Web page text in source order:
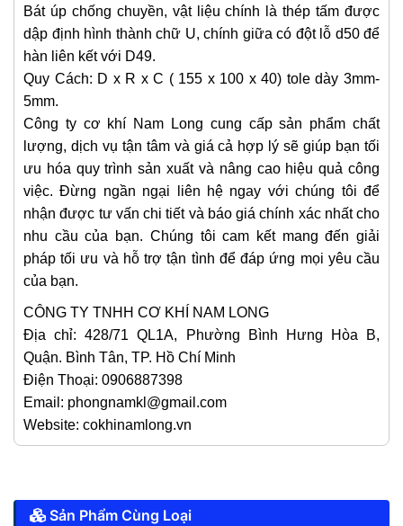
Bát úp chống chuyền, vật liệu chính là thép tấm được
dập định hình thành chữ U, chính giữa có đột lỗ d50 để
hàn liên kết với D49.
Quy Cách: D x R x C ( 155 x 100 x 40) tole dày 3mm-
5mm.
Công ty cơ khí Nam Long cung cấp sản phẩm chất
lượng, dịch vụ tận tâm và giá cả hợp lý sẽ giúp bạn tối
ưu hóa quy trình sản xuất và nâng cao hiệu quả công
việc. Đừng ngần ngại liên hệ ngay với chúng tôi để
nhận được tư vấn chi tiết và báo giá chính xác nhất cho
nhu cầu của bạn. Chúng tôi cam kết mang đến giải
pháp tối ưu và hỗ trợ tận tình để đáp ứng mọi yêu cầu
của bạn.
CÔNG TY TNHH CƠ KHÍ NAM LONG
Địa chỉ: 428/71 QL1A, Phường Bình Hưng Hòa B,
Quận. Bình Tân, TP. Hồ Chí Minh
Điện Thoại: 0906887398
Email: phongnamkl@gmail.com
Website: cokhinamlong.vn
Sản Phẩm Cùng Loại